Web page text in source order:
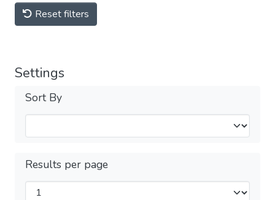
Reset filters
Settings
Sort By
Results per page